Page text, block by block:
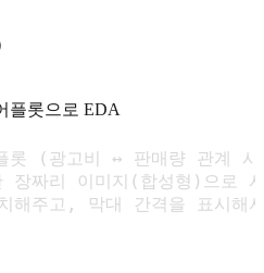
플롯으로 EDA
롯 (광고비 ↔ 판매량 관계
장짜리 이미지(합성형)으로
해주고, 막대 간격을 표시해